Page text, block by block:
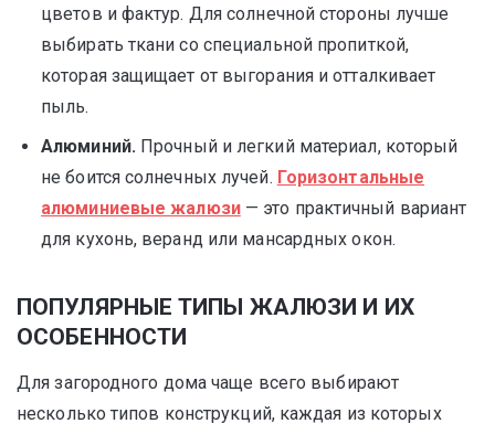
цветов и фактур. Для солнечной стороны лучше
выбирать ткани со специальной пропиткой,
которая защищает от выгорания и отталкивает
пыль.
Алюминий.Прочный и легкий материал, который
не боится солнечных лучей. Горизонтальные
алюминиевые жалюзи— это практичный вариант
для кухонь, веранд или мансардных окон.
ПОПУЛЯРНЫЕ ТИПЫ ЖАЛЮЗИ И ИХ
ОСОБЕННОСТИ
Для загородного дома чаще всего выбирают
несколько типов конструкций, каждая из которых